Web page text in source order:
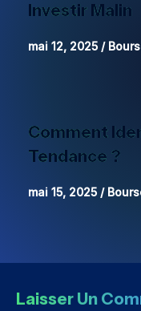
Investir Malin
mai 12, 2025 /
Comment
Tendance ?
mai 15, 2025 /
Laisser Un